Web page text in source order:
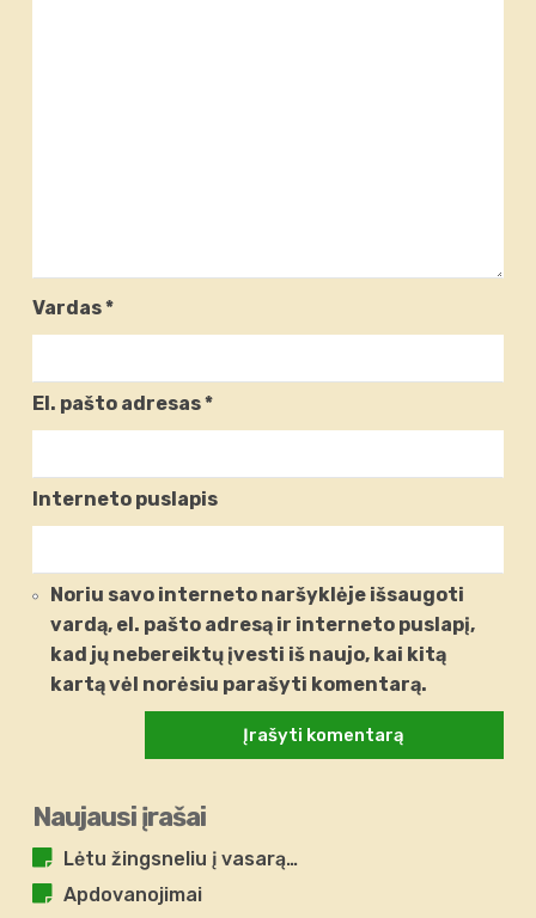
Vardas*
El. pašto adresas*
Interneto puslapis
Noriu savo interneto naršyklėje išsaugoti
vardą, el. pašto adresą ir interneto puslapį,
kad jų nebereiktų įvesti iš naujo, kai kitą
kartą vėl norėsiu parašyti komentarą.
Naujausi įrašai
Lėtu žingsneliu į vasarą…
Apdovanojimai